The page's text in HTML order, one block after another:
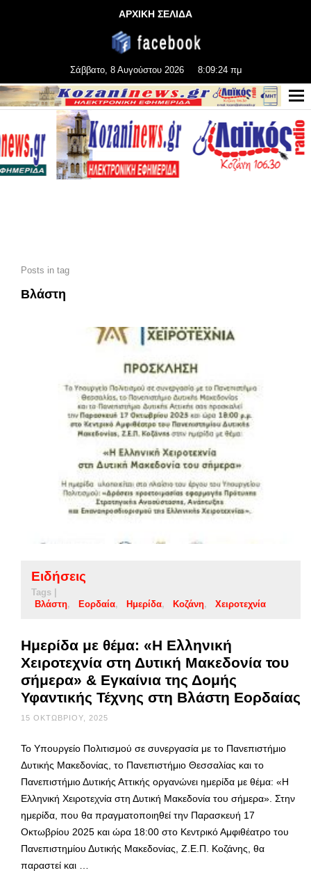
ΑΡΧΙΚΗ ΣΕΛΙΔΑ
Σάββατο, 8 Αυγούστου 2026 8:09:25 πμ
Posts in tag
Βλάστη
Ειδήσεις
Tags |
Βλάστη
Εορδαία Ημερίδα Κοζάνη Χειροτεχνία
Ημερίδα με θέμα: «Η Ελληνική
Χειροτεχνία στη Δυτική Μακεδονία του
σήμερα» & Εγκαίνια της Δομής
Υφαντικής Τέχνης στη Βλάστη Εορδαίας
15 ΟΚΤΩΒΡΊΟΥ, 2025
Το Υπουργείο Πολιτισμού σε συνεργασία με το Πανεπιστήμιο
Δυτικής Μακεδονίας, το Πανεπιστήμιο Θεσσαλίας και το
Πανεπιστήμιο Δυτικής Αττικής οργανώνει ημερίδα με θέμα: «Η
Ελληνική Χειροτεχνία στη Δυτική Μακεδονία του σήμερα». Στην
ημερίδα, που θα πραγματοποιηθεί την Παρασκευή 17
Οκτωβρίου 2025 και ώρα 18:00 στο Κεντρικό Αμφιθέατρο του
Πανεπιστημίου Δυτικής Μακεδονίας, Ζ.Ε.Π. Κοζάνης, θα
παραστεί και …